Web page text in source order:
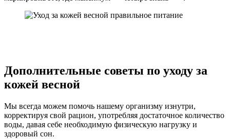
Дополнительные советы по уходу за
кожей весной
Мы всегда можем помочь нашему организму изнутри,
корректируя свой рацион, употребляя достаточное количество
воды, давая себе необходимую физическую нагрузку и
здоровый сон.